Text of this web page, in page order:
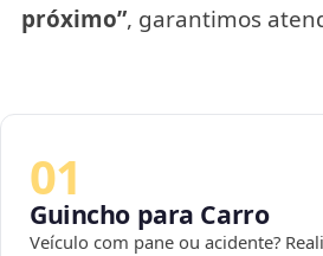
próximo”, garantimos
01
Guincho para Carro
Veículo com pane ou acidente?